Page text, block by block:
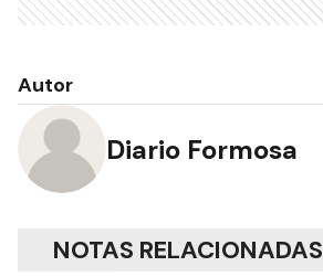
Autor
Diario Formosa
NOTAS RELACIONADAS